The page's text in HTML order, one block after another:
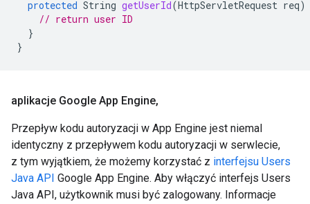
protected String getUserId(HttpServletRequest req)
// return user ID
}
}
aplikacje Google App Engine,
Przepływ kodu autoryzacji w App Engine jest niemal
identyczny z przepływem kodu autoryzacji w serwlecie,
z tym wyjątkiem, że możemy korzystać z interfejsu Users
Java API Google App Engine. Aby włączyć interfejs Users
Java API, użytkownik musi być zalogowany. Informacje